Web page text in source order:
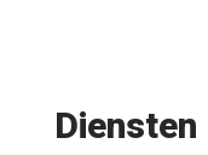
Diensten